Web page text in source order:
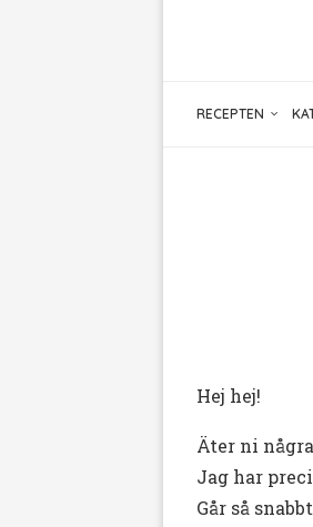
RECEPTEN
Hej hej!
Äter ni
Jag har
Går så